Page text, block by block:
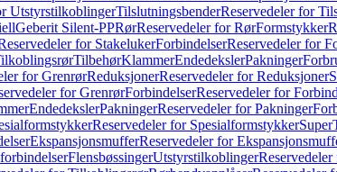
UtstyrstilkoblingerTilslutningsbenderReservedeler for
Geberit Silent-PPRørReservedeler for RørFormstykker
for StakelukerForbindelserReservedeler for
TilbehørKlammerEndedekslerPakninger
for GrenrørReduksjonerReservedeler for Reduksjoner
for GrenrørForbindelserReservedeler for
EndedekslerPakningerReservedeler for Pakninger
Reservedeler for Spesialformstykker
EkspansjonsmufferReservedeler for
FlensbøssingerUtstyrstilkoblinger